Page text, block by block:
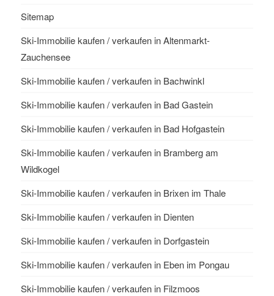
Sitemap
Ski-Immobilie kaufen / verkaufen in Altenmarkt-
Zauchensee
Ski-Immobilie kaufen / verkaufen in Bachwinkl
Ski-Immobilie kaufen / verkaufen in Bad Gastein
Ski-Immobilie kaufen / verkaufen in Bad Hofgastein
Ski-Immobilie kaufen / verkaufen in Bramberg am
Wildkogel
Ski-Immobilie kaufen / verkaufen in Brixen im Thale
Ski-Immobilie kaufen / verkaufen in Dienten
Ski-Immobilie kaufen / verkaufen in Dorfgastein
Ski-Immobilie kaufen / verkaufen in Eben im Pongau
Ski-Immobilie kaufen / verkaufen in Filzmoos